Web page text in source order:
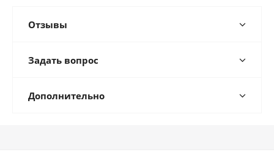
Отзывы
Задать вопрос
Дополнительно